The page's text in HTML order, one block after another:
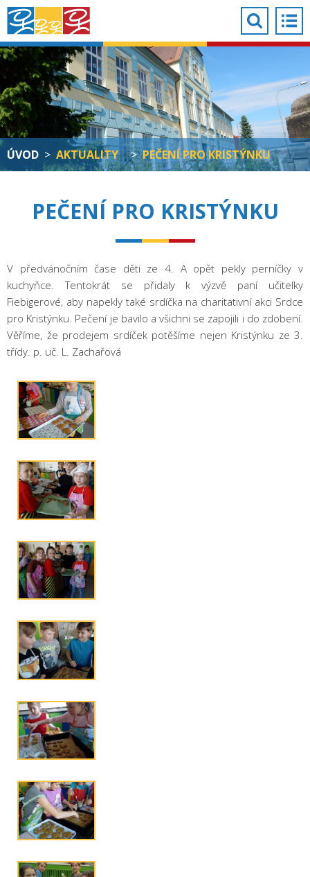
ÚVOD > AKTUALITY > PEČENÍ PRO KRISTÝNKU
PEČENÍ PRO KRISTÝNKU
V předvánočním čase děti ze 4. A opět pekly perníčky v
kuchyňce. Tentokrát se přidaly k výzvě paní učitelky
Fiebigerové, aby napekly také srdíčka na charitativní akci Srdce
pro Kristýnku. Pečení je bavilo a všichni se zapojili i do zdobení.
Věříme, že prodejem srdíček potěšíme nejen Kristýnku ze 3.
třídy. p. uč. L. Zachařová